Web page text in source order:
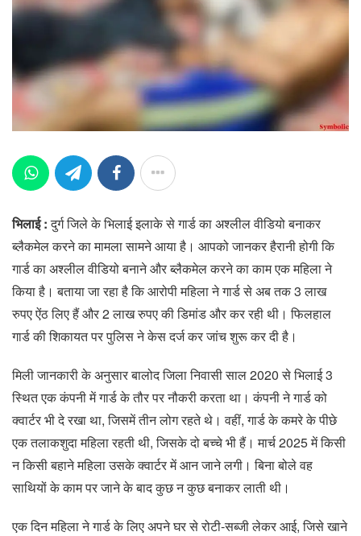
भिलाई :दुर्ग जिले के भिलाई इलाके से गार्ड का अश्लील वीडियो बनाकर
ब्लैकमेल करने का मामला सामने आया है। आपको जानकर हैरानी होगी कि
गार्ड का अश्लील वीडियो बनाने और ब्लैकमेल करने का काम एक महिला ने
किया है। बताया जा रहा है कि आरोपी महिला ने गार्ड से अब तक 3 लाख
रुपए ऐंठ लिए हैं और 2 लाख रुपए की डिमांड और कर रही थी। फिलहाल
गार्ड की शिकायत पर पुलिस ने केस दर्ज कर जांच शुरू कर दी है।
मिली जानकारी के अनुसार बालोद जिला निवासी साल 2020 से भिलाई 3
स्थित एक कंपनी में गार्ड के तौर पर नौकरी करता था। कंपनी ने गार्ड को
क्वार्टर भी दे रखा था, जिसमें तीन लोग रहते थे। वहीं, गार्ड के कमरे के पीछे
एक तलाकशुदा महिला रहती थी, जिसके दो बच्चे भी हैं। मार्च 2025 में किसी
न किसी बहाने महिला उसके क्वार्टर में आन जाने लगी। बिना बोले वह
साथियों के काम पर जाने के बाद कुछ न कुछ बनाकर लाती थी।
एक दिन महिला ने गार्ड के लिए अपने घर से रोटी-सब्जी लेकर आई, जिसे खाने